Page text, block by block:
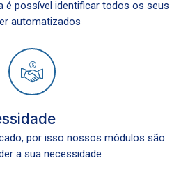
é possível identificar todos os seus
automatizados
por isso nossos módulos são
a sua necessidade